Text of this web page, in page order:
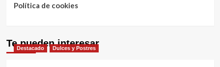
Política de cookies
Te pueden interesar
Destacado Dulces y Postres